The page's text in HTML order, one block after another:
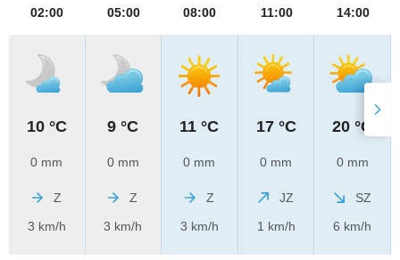
02:00
10 °C
0 mm
Z
3 km/h
05:00
9 °C
0 mm
Z
3 km/h
08:00
11 °C
0 mm
Z
3 km/h
11:00
17 °C
0 mm
JZ
1 km/h
14:00
20 °C
0 mm
SZ
6 km/h